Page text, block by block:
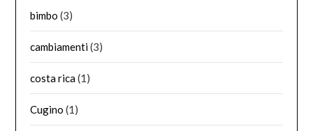
bimbo (3)
cambiamenti(3)
costa rica(1)
Cugino (1)